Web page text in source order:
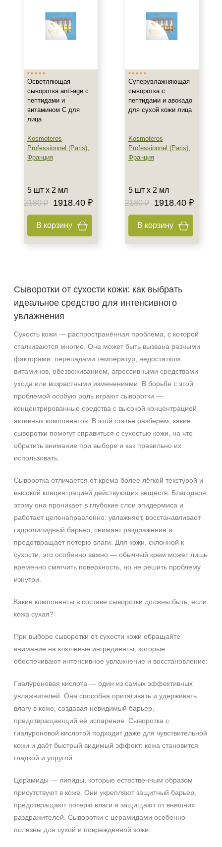
Применение
Гладкость
Защита
Лифтинг
Показать еще
Область применения
Декольте
Показать еще
Ингредиенты
PDRN
Аминокислоты
Витамин C
Показать еще
Время применения
Ежедневный
Процедура
Форма выпуска
Ампула
Флакон
Подборки
Рост волос и алопеция
Осветляющая
сыворотка anti-age с
пептидами и
витамином С для
лица
Kosmoteros
Professionnel (Paris),
Франция
5 шт х 2 мл
2180 ₽
1918.40 ₽
В корзину
Суперувлажняющая
сыворотка с
пептидами и авокадо
для сухой кожи лица
Kosmoteros
Professionnel (Paris),
Франция
5 шт х 2 мл
2180 ₽
1918.40 ₽
В корзину
Сыворотки от сухости кожи: как выбрать
идеальное средство для интенсивного
увлажнения
Сухость кожи — распространённая проблема, с которой
сталкиваются многие. Она может быть вызвана разными
факторами: перепадами температур, недостатком
витаминов, обезвоживанием, агрессивными средствами
ухода или возрастными изменениями. В борьбе с этой
проблемой особую роль играют сыворотки —
концентрированные средства с высокой концентрацией
активных компонентов. В этой статье разберём, какие
сыворотки помогут справиться с сухостью кожи, на что
обратить внимание при выборе и как правильно их
использовать.
Сыворотка отличается от крема более лёгкой текстурой и
высокой концентрацией действующих веществ. Благодаря
этому она проникает в глубокие слои эпидермиса и
работает целенаправленно: увлажняет, восстанавливает
гидролипидный барьер, снимает раздражение и
предотвращает потерю влаги. Для кожи, склонной к
сухости, это особенно важно — обычный крем может лишь
временно смягчить поверхность, но не решить проблему
изнутри.
Какие компоненты в составе сыворотки должны быть, если
кожа сухая?
При выборе сыворотки от сухости кожи обращайте
внимание на ключевые ингредиенты, которые
обеспечивают интенсивное увлажнение и восстановление:
Гиалуроновая кислота — один из самых эффективных
увлажнителей. Она способна притягивать и удерживать
влагу в коже, создавая невидимый барьер,
предотвращающий её испарение. Сыворотка с
гиалуроновой кислотой подходит даже для чувствительной
кожи и даёт быстрый видимый эффект: кожа становится
гладкой и упругой.
Церамиды — липиды, которые естественным образом
присутствуют в коже. Они укрепляют защитный барьер,
предотвращают потерю влаги и защищают от внешних
раздражителей. Сыворотки с церамидами особенно
полезны для сухой и повреждённой кожи.